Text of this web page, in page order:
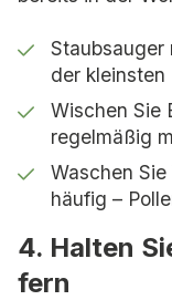
Staubsauger
der kleinsten
Wischen Sie
regelmäßig
Waschen
häufig –
4. Halten
fern